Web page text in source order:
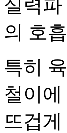
실력
의 호
특히
철이
뜨겁